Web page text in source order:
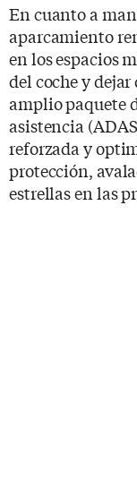
En cuanto a
aparcamiento
en los espacios
del coche y dejar
amplio paquete
asistencia
reforzada y
protección,
estrellas en las